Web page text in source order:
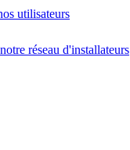
utilisateurs
réseau d'installateurs